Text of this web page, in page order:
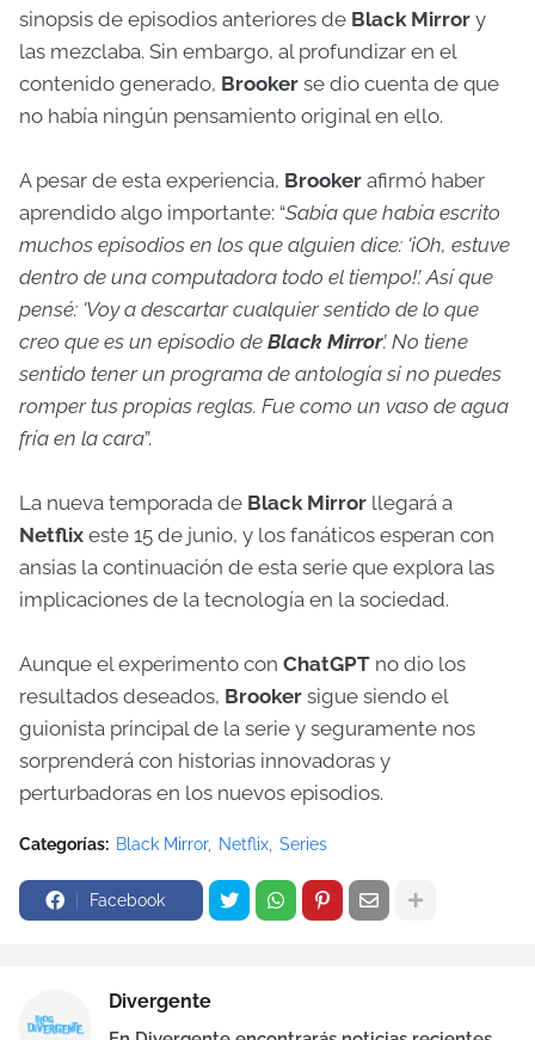
sinopsis de episodios anteriores de Black Mirror y
las mezclaba. Sin embargo, al profundizar en el
contenido generado, Brooker se dio cuenta de que
no había ningún pensamiento original en ello.
A pesar de esta experiencia, Brooker afirmó haber
aprendido algo importante: “Sabía que había escrito
muchos episodios en los que alguien dice: '¡Oh, estuve
dentro de una computadora todo el tiempo!’. Así que
pensé: 'Voy a descartar cualquier sentido de lo que
creo que es un episodio de Black Mirror’. No tiene
sentido tener un programa de antología si no puedes
romper tus propias reglas. Fue como un vaso de agua
fría en la cara”.
La nueva temporada de Black Mirror llegará a
Netflix este 15 de junio, y los fanáticos esperan con
ansias la continuación de esta serie que explora las
implicaciones de la tecnología en la sociedad.
Aunque el experimento con ChatGPT no dio los
resultados deseados, Brooker sigue siendo el
guionista principal de la serie y seguramente nos
sorprenderá con historias innovadoras y
perturbadoras en los nuevos episodios.
Categorías: Black Mirror Netflix Series
Facebook
Divergente